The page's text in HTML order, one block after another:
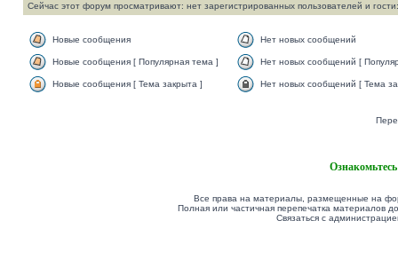
Сейчас этот форум просматривают: нет зарегистрированных пользователей и
Новые сообщения Нет новых сообщений
Новые сообщения [ Популярная тема ] Нет новых сообщений [
Новые сообщения [ Тема закрыта ] Нет новых сообщений [ Тема
Все права на материалы, размещенные на
Полная или частичная перепечатка материалов
Связаться с